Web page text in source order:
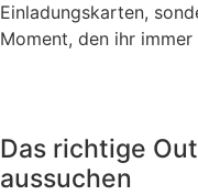
Einladungskarten,
Moment, den ihr
Das richtige
aussuchen